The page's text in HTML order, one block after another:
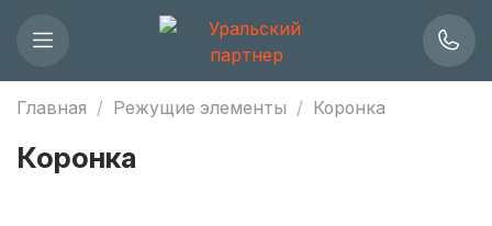
Главная Режущие элементы Коронка
Коронка